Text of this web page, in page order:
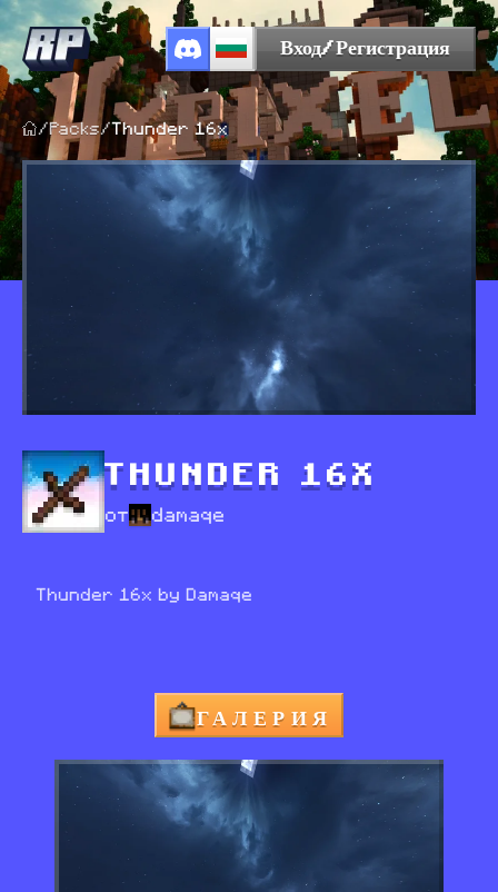
Вход/Регистрация
/ Packs/Thunder 16x
THUNDER 16X
от damaqe
Thunder 16x by Damaqe
ГАЛЕРИЯ